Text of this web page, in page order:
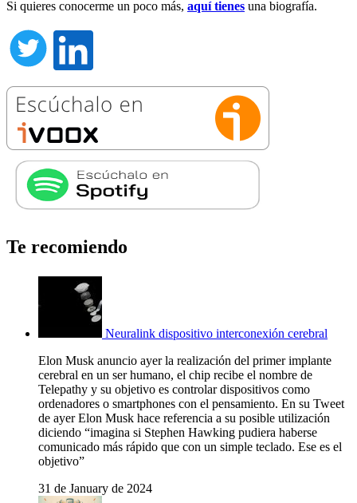
Si quieres conocerme un poco más, aquí tienes una biografía.
Te recomiendo
Neuralink dispositivo interconexión cerebral
Elon Musk anuncio ayer la realización del primer implante
cerebral en un ser humano, el chip recibe el nombre de
Telepathy y su objetivo es controlar dispositivos como
ordenadores o smartphones con el pensamiento. En su Tweet
de ayer Elon Musk hace referencia a su posible utilización
diciendo “imagina si Stephen Hawking pudiera haberse
comunicado más rápido que con un simple teclado. Ese es el
objetivo”
31 de January de 2024